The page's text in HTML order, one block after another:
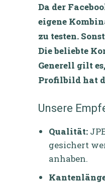
Da der
eigene
zu testen.
Die beliebte
Generell gilt
Profilbild hat
Unsere
Qualität:
gesichert
anhaben.